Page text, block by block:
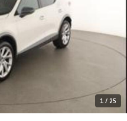
1 / 25